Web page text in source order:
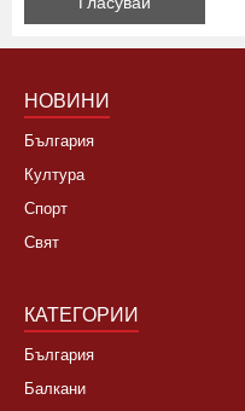
НОВИНИ
България
Култура
Спорт
Свят
КАТЕГОРИИ
България
Балкани